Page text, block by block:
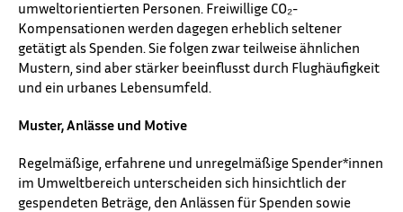
umweltorientierten Personen. Freiwillige CO₂-
Kompensationen werden dagegen erheblich seltener
getätigt als Spenden. Sie folgen zwar teilweise ähnlichen
Mustern, sind aber stärker beeinflusst durch Flughäufigkeit
und ein urbanes Lebensumfeld.
Muster, Anlässe und Motive
Regelmäßige, erfahrene und unregelmäßige Spender*innen
im Umweltbereich unterscheiden sich hinsichtlich der
gespendeten Beträge, den Anlässen für Spenden sowie